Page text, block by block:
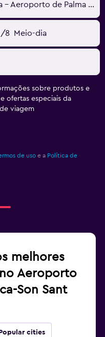
Palma de Maiorca, Espanha - Aeroporto de Palma de Maiorca-Son Sant Joan (PMI)
8 Meio-dia
sobre produtos e
ofertas especiais da
viagem
de uso e a Política de
melhores
Aeroporto
Son Sant
Popular cities